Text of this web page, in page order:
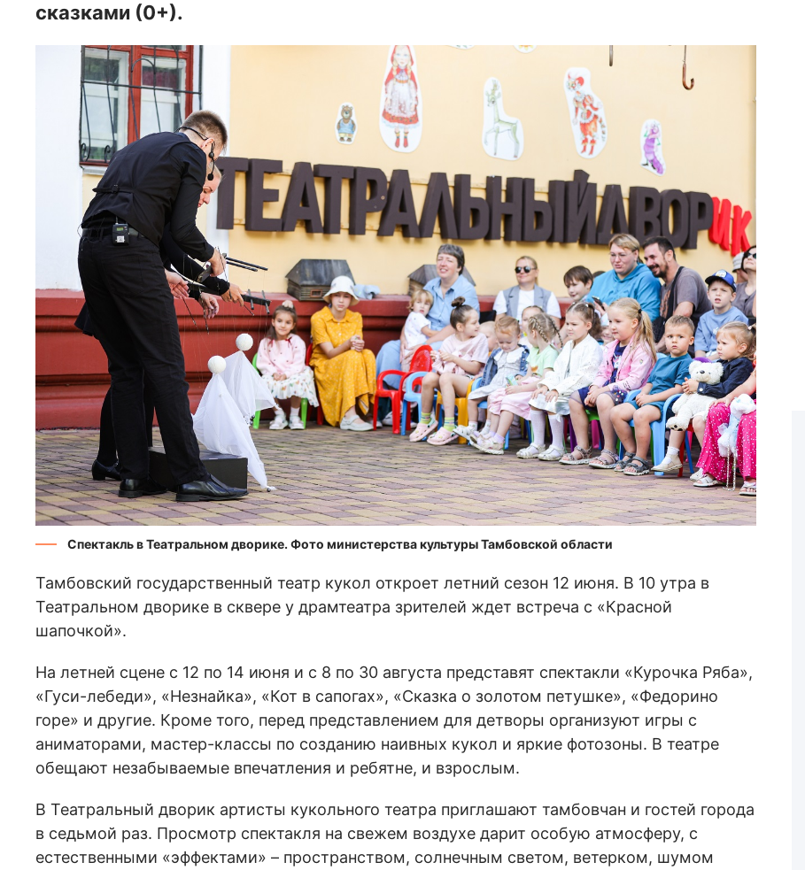
сказками (0+).
Спектакль в Театральном дворике. Фото министерства культуры Тамбовской области
Тамбовский государственный театр кукол откроет летний сезон 12 июня. В 10 утра в
Театральном дворике в сквере у драмтеатра зрителей ждет встреча с «Красной
шапочкой».
На летней сцене с 12 по 14 июня и с 8 по 30 августа представят спектакли «Курочка Ряба»,
«Гуси-лебеди», «Незнайка», «Кот в сапогах», «Сказка о золотом петушке», «Федорино
горе» и другие. Кроме того, перед представлением для детворы организуют игры с
аниматорами, мастер-классы по созданию наивных кукол и яркие фотозоны. В театре
обещают незабываемые впечатления и ребятне, и взрослым.
В Театральный дворик артисты кукольного театра приглашают тамбовчан и гостей города
в седьмой раз. Просмотр спектакля на свежем воздухе дарит особую атмосферу, с
естественными «эффектами» – пространством, солнечным светом, ветерком, шумом